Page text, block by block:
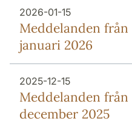
2026-01-15
Meddelanden
januari 2026
2025-12-15
Meddelanden
december 2025